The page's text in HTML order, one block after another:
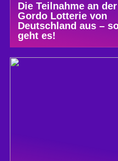
Die Teilnahme an der
Gordo Lotterie von
Deutschland aus –
geht es!